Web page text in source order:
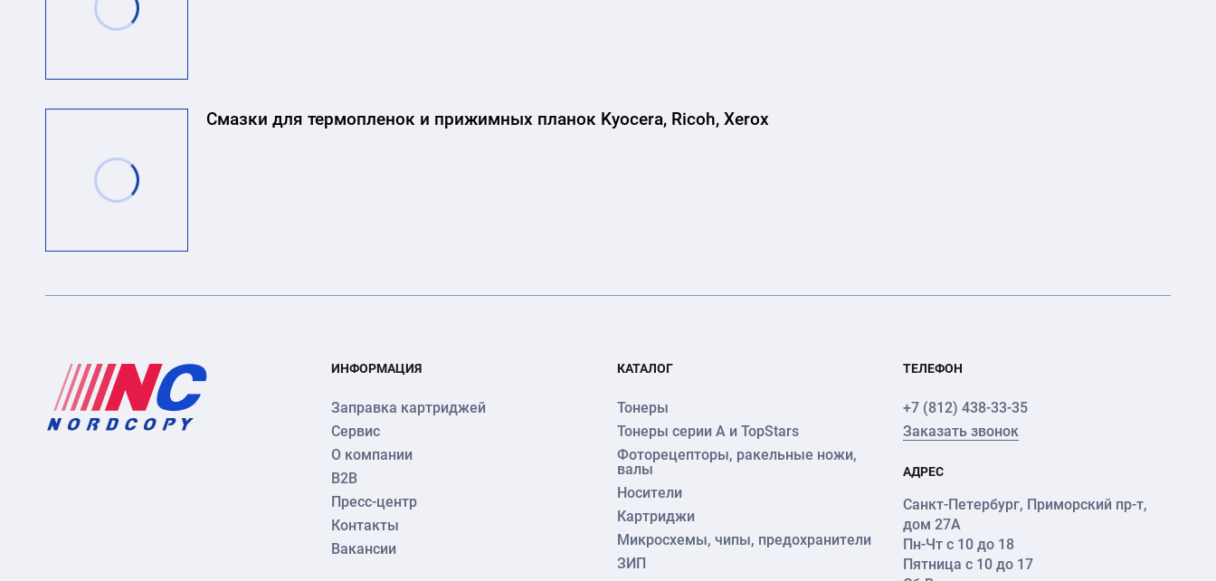
Смазки для термопленок и прижимных планок Kyocera, Ricoh, Xerox
ИНФОРМАЦИЯ
Заправка картриджей
Сервис
О компании
B2B
Пресс-центр
Контакты
Вакансии
КАТАЛОГ
Тонеры
Тонеры серии А и TopStars
Фоторецепторы, ракельные ножи,
валы
Носители
Картриджи
Микросхемы, чипы, предохранители
ЗИП
ТЕЛЕФОН
+7 (812) 438-33-35
Заказать звонок
АДРЕС
Санкт-Петербург, Приморский пр-т,
дом 27А
Пн-Чт с 10 до 18
Пятница с 10 до 17